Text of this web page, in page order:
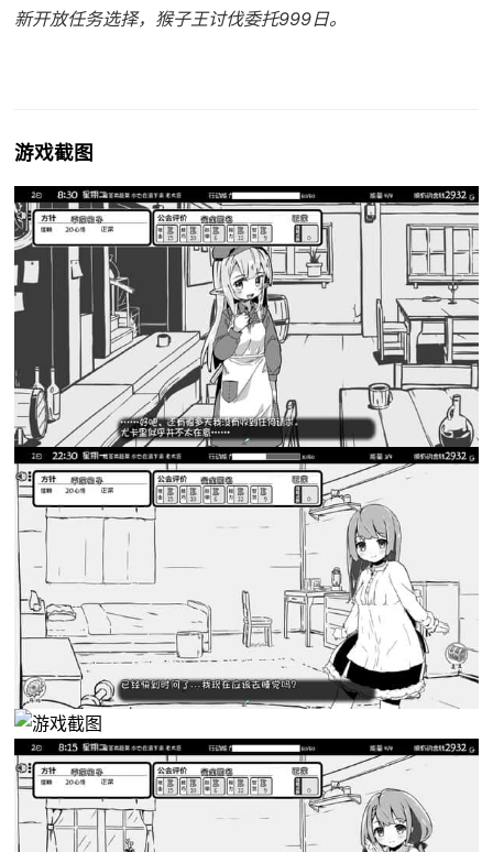
新开放任务选择，猴子王讨伐委托999日。
游戏截图